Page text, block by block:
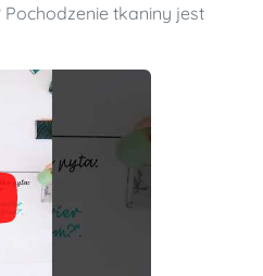
Pochodzenie tkaniny jest